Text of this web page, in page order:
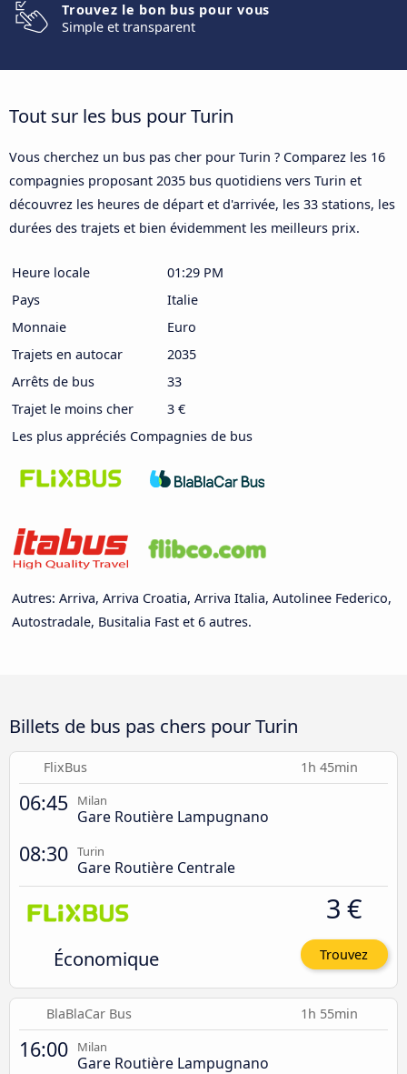
Trouvez le bon bus pour vous
Simple et transparent
Tout sur les bus pour Turin
Vous cherchez un bus pas cher pour Turin ? Comparez les 16
compagnies proposant 2035 bus quotidiens vers Turin et
découvrez les heures de départ et d'arrivée, les 33 stations, les
durées des trajets et bien évidemment les meilleurs prix.
Heure locale
01:29 PM
Pays
Italie
Monnaie
Euro
Trajets en autocar
2035
Arrêts de bus
33
Trajet le moins cher
3 €
Les plus appréciés Compagnies de bus
Autres: Arriva, Arriva Croatia, Arriva Italia, Autolinee Federico,
Autostradale, Busitalia Fast et 6 autres.
Billets de bus pas chers pour Turin
FlixBus 1h 45min
06:45 Milan
Gare Routière Lampugnano
08:30 Turin
Gare Routière Centrale
Économique
3 €
Trouvez
BlaBlaCar Bus 1h 55min
16:00 Milan
Gare Routière Lampugnano